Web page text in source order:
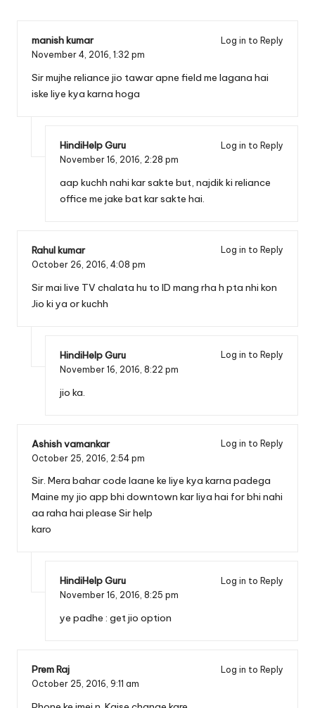
manish kumar
Log in to Reply
November 4, 2016, 1:32 pm
Sir mujhe reliance jio tawar apne field me lagana hai
iske liye kya karna hoga
HindiHelp Guru
Log in to Reply
November 16, 2016, 2:28 pm
aap kuchh nahi kar sakte but, najdik ki reliance
office me jake bat kar sakte hai.
Rahul kumar
Log in to Reply
October 26, 2016, 4:08 pm
Sir mai live TV chalata hu to ID mang rha h pta nhi kon
Jio ki ya or kuchh
HindiHelp Guru
Log in to Reply
November 16, 2016, 8:22 pm
jio ka.
Ashish vamankar
Log in to Reply
October 25, 2016, 2:54 pm
Sir. Mera bahar code laane ke liye kya karna padega
Maine my jio app bhi downtown kar liya hai for bhi nahi
aa raha hai please Sir help
karo
HindiHelp Guru
Log in to Reply
November 16, 2016, 8:25 pm
ye padhe : get jio option
Prem Raj
Log in to Reply
October 25, 2016, 9:11 am